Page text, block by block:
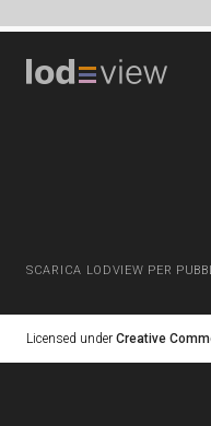
SCARICA LODVIEW PER
Licensed under Creative